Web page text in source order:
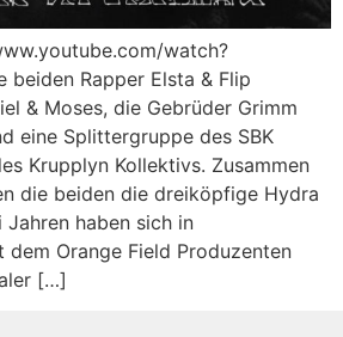
watch?
beiden Rapper Elsta & Flip
& Moses, die Gebrüder Grimm
eine Splittergruppe des SBK
Krupplyn Kollektivs. Zusammen
die beiden die dreiköpfige Hydra
Jahren haben sich in
dem Orange Field Produzenten
[…]